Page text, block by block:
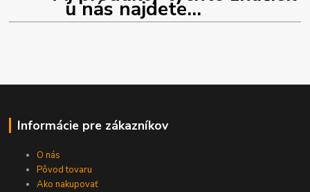
u nás najdete...
Informácie pre zákazníkov
O nás
Pôvod tovaru
Ako nakupovať